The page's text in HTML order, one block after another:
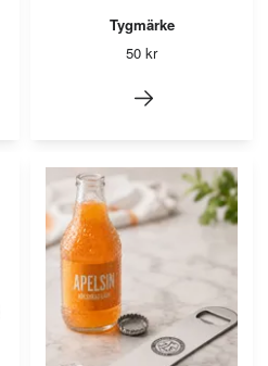
Tygmärke
50 kr